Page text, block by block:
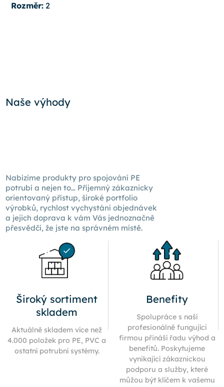
Rozměr:2
Naše výhody
Nabízíme produkty pro spojování PE
potrubí a nejen to… Příjemný zákaznicky
orientovaný přístup, široké portfolio
výrobků, rychlost vychystání objednávek
a jejich doprava kvám Vás jednoznačně
přesvědčí, že jste na správném místě.
Široký sortiment
skladem
Aktuálně skladem více než
4.000 položek pro PE, PVC a
ostatní potrubní systémy.
Benefity
Spolupráce s naší
profesionálně fungující
firmou přináší řadu výhod a
benefitů. Poskytujeme
vynikající zákaznickou
podporu a služby, které
můžou být klíčem k vašemu